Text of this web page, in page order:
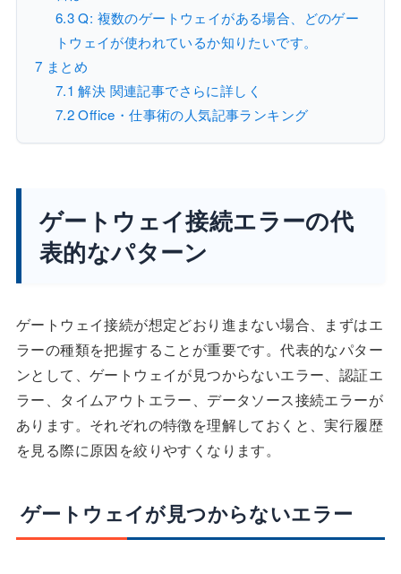
6.3Q: 複数のゲートウェイがある場合、どのゲー
トウェイが使われているか知りたいです。
7 まとめ
7.1 解決 関連記事でさらに詳しく
7.2Office・仕事術の人気記事ランキング
ゲートウェイ接続エラーの代
表的なパターン
ゲートウェイ接続が想定どおり進まない場合、まずはエ
ラーの種類を把握することが重要です。代表的なパター
ンとして、ゲートウェイが見つからないエラー、認証エ
ラー、タイムアウトエラー、データソース接続エラーが
あります。それぞれの特徴を理解しておくと、実行履歴
を見る際に原因を絞りやすくなります。
ゲートウェイが見つからないエラー